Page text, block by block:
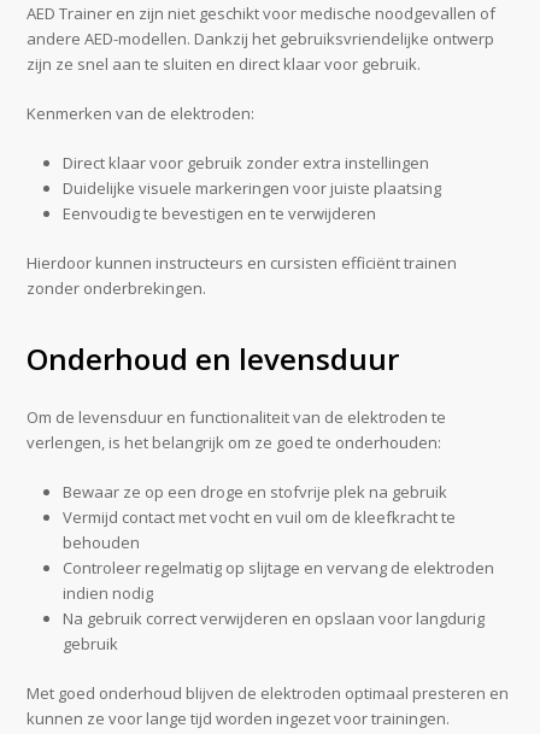
AED Trainer en zijn niet geschikt voor medische noodgevallen of
andere AED-modellen. Dankzij het gebruiksvriendelijke ontwerp
zijn ze snel aan te sluiten en direct klaar voor gebruik.
Kenmerken van de elektroden:
Direct klaar voor gebruik zonder extra instellingen
Duidelijke visuele markeringen voor juiste plaatsing
Eenvoudig te bevestigen en te verwijderen
Hierdoor kunnen instructeurs en cursisten efficiënt trainen
zonder onderbrekingen.
Onderhoud en levensduur
Om de levensduur en functionaliteit van de elektroden te
verlengen, is het belangrijk om ze goed te onderhouden:
Bewaar ze op een droge en stofvrije plek na gebruik
Vermijd contact met vocht en vuil om de kleefkracht te
behouden
Controleer regelmatig op slijtage en vervang de elektroden
indien nodig
Na gebruik correct verwijderen en opslaan voor langdurig
gebruik
Met goed onderhoud blijven de elektroden optimaal presteren en
kunnen ze voor lange tijd worden ingezet voor trainingen.